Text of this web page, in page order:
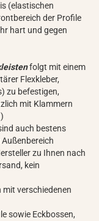
(elastischen
der Profile
hart und gegen
folgt mit einem
Flexkleber,
zu befestigen,
mit Klammern
auch bestens
zu Ihnen nach
kein
verschiedenen
sowie Eckbossen,